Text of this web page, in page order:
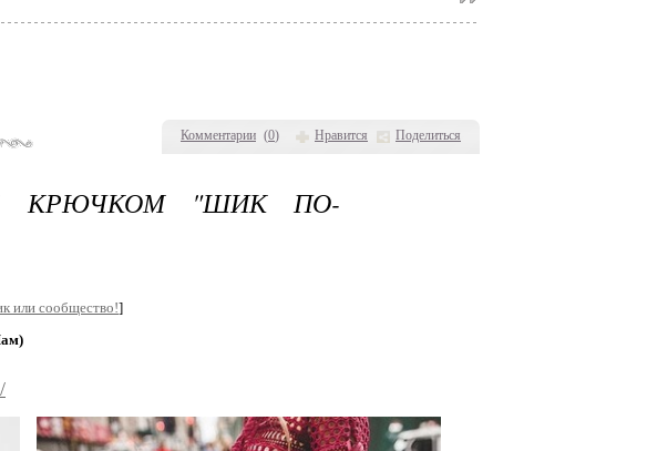
Комментарии (0) Нравится Поделиться
КРЮЧКОМ "ШИК ПО-
или сообщество!]